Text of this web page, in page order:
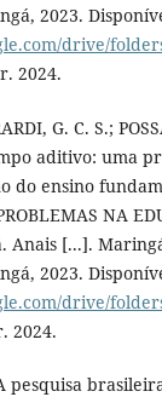
2023.
drive/
2024.
G. C. S.;
aditivo: uma
do ensino
NA
Anais [...].
2023.
drive/
2024.
pesquisa